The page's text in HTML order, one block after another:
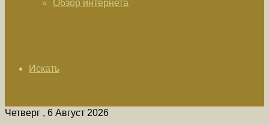
Обзор интернета
Искать
Четверг , 6 Август 2026